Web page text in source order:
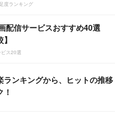
度ランキング
配信サービスおすすめ40選
ス20選
ランキングから、ヒットの推移